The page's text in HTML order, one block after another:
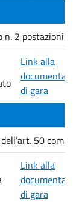
2 postazioni
Link alla
di gara
50
Link alla
di gara